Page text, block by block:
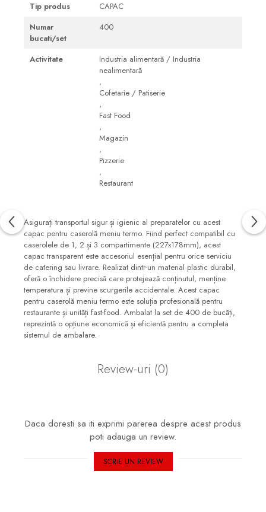
Tip produs
CAPAC
Numar
bucati/set
400
Activitate
Industria alimentară / Industria
nealimentară
,
Cofetarie / Patiserie
,
Fast Food
,
Magazin
,
Pizzerie
,
Restaurant
Asigurați transportul sigur și igienic al preparatelor cu acest
capac pentru caserolă meniu termo. Fiind perfect compatibil cu
caserolele de 1, 2 și 3 compartimente (227x178mm), acest
capac transparent este accesoriul esențial pentru orice serviciu
de catering sau livrare. Realizat dintr-un material plastic durabil,
oferă o închidere precisă care protejează conținutul, menține
temperatura și previne scurgerile accidentale. Acest capac
pentru caserolă meniu termo este soluția profesională pentru
restaurante și unități fast-food. Ambalat la set de 400 de bucăți,
reprezintă o opțiune economică și eficientă pentru a completa
sistemul de ambalare.
Review-uri (0)
Daca doresti sa iti exprimi parerea despre acest produs
poti adauga un review.
SCRIE UN REVIEW